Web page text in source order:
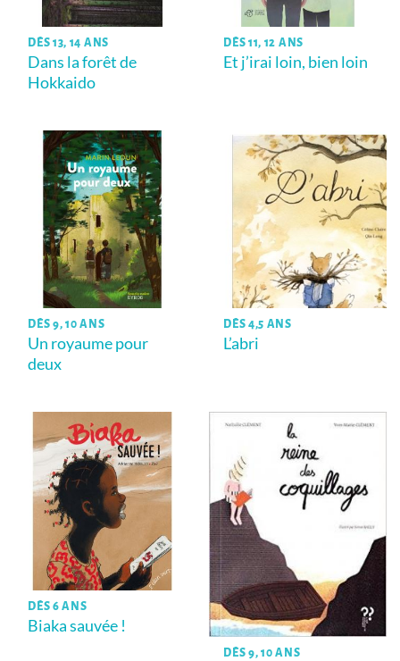
DÈS 13, 14 ANS
Dans la forêt de
Hokkaido
DÈS 11, 12 ANS
Et j’irai loin, bien loin
DÈS 9, 10 ANS
Un royaume pour
deux
DÈS 4,5 ANS
L’abri
DÈS 6 ANS
Biaka sauvée !
DÈS 9, 10 ANS